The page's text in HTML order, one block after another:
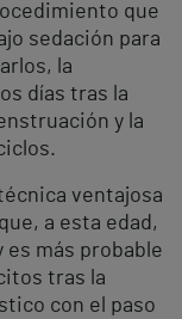
que
sedación para
la
días tras la
y la
ventajosa
a esta edad,
más probable
tras la
con el paso